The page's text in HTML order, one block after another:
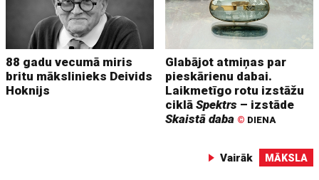
88 gadu vecumā miris
britu mākslinieks Deivids
Hoknijs
Glabājot atmiņas par
pieskārienu dabai.
Laikmetīgo rotu izstāžu
ciklāSpektrs – izstāde
Skaistā daba © DIENA
Vairāk MĀKSLA